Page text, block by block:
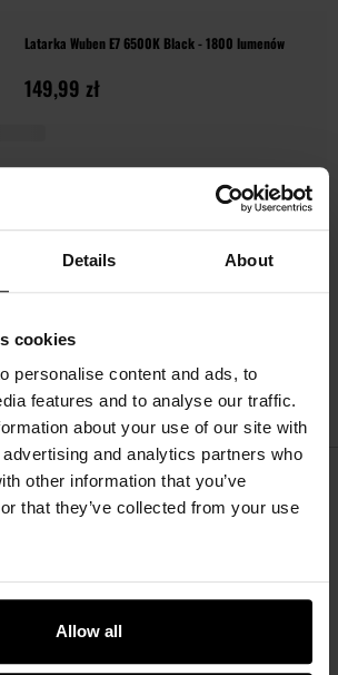
Details About
cookies
personalise content and ads, to
features and to analyse our traffic.
about your use of our site with
and analytics partners who
other information that you’ve
that they’ve collected from your use
Allow all
Latarka Wuben E7 6500K Black - 1800 lumenów
149,99 zł
NA CZASIE